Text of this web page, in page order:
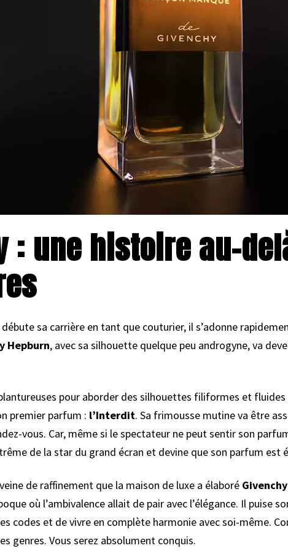
: une histoire au-
sa carrière en tant que couturier, il s’adonne
Hepburn, avec sa silhouette quelque peu androgyne, va
pour aborder des silhouettes filiformes et
premier parfum : l’Interdit. Sa frimousse mutine va être
vous. Car, même si le spectateur ne peut sentir son
de la star du grand écran et devine que son parfum est
de raffinement que la maison de luxe a élaboré
où l’ambivalence allait de pair avec l’élégance. Il puise
codes et de vivre en complète harmonie avec soi-même.
genres. Vous serez absolument conquis.